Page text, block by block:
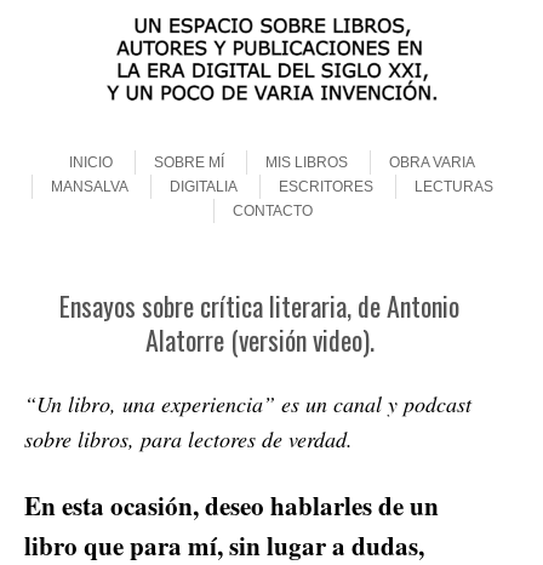
MenuINICIO
SOBRE MÍ MIS LIBROS
OBRA VARIA
MANSALVA
DIGITALIA ESCRITORES
LECTURAS
CONTACTO
Ensayos sobre crítica literaria, de Antonio
Alatorre (versión video).
“Un libro, una experiencia” es un canal y podcast
sobre libros, para lectores de verdad.
En esta ocasión, deseo hablarles de un
libro que para mí, sin lugar a dudas,